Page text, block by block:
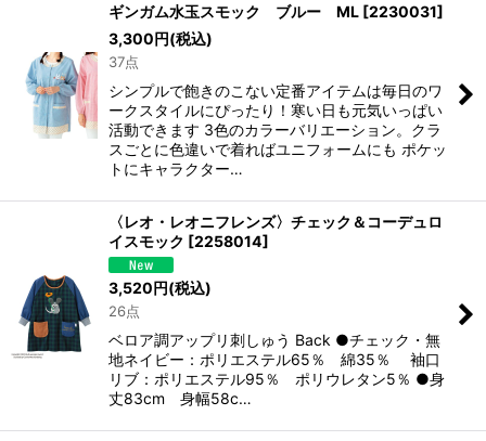
ギンガム水玉スモック ブルー ML [2230031]
3,300円(税込)
37点
シンプルで飽きのこない定番アイテムは毎日のワ
ークスタイルにぴったり！寒い日も元気いっぱい
活動できます 3色のカラーバリエーション。クラ
スごとに色違いで着ればユニフォームにも ポケッ
トにキャラクター…
〈レオ・レオニフレンズ〉チェック＆コーデュロ
イスモック [2258014]
3,520円(税込)
26点
ベロア調アップリ刺しゅう Back ●チェック・無
地ネイビー：ポリエステル65％ 綿35％ 袖口
リブ：ポリエステル95％ ポリウレタン5％ ●身
丈83cm 身幅58c…